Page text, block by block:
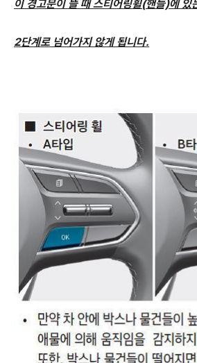
이 경고문이 뜰 때 스티어링휠(핸들)에
2단계로 넘어가지 않게 됩니다.